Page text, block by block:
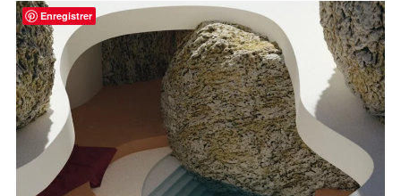
Enregistrer